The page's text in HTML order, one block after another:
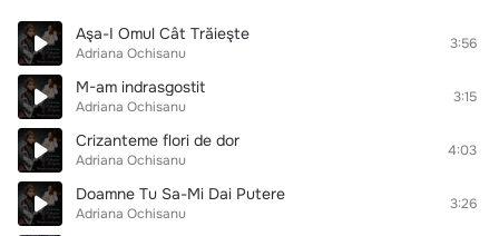
Aşa-I Omul Cât Trăieşte
Adriana Ochisanu
3:56
M-am indrasgostit
Adriana Ochisanu
3:15
Crizanteme flori de dor
Adriana Ochisanu
4:03
Doamne Tu Sa-Mi Dai Putere
Adriana Ochisanu
3:26